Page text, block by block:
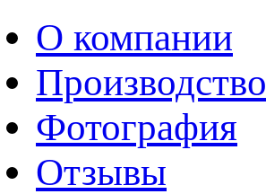
О компании
Производство
Фотография
Отзывы